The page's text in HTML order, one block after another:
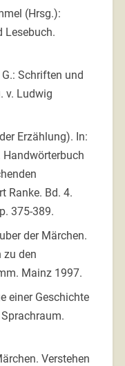
(Hrsg.):
Lesebuch.
Schriften und
v. Ludwig
Erzählung). In:
Handwörterbuch
Ranke. Bd. 4.
375-389.
der Märchen.
zu den
Mainz 1997.
einer Geschichte
Verstehen